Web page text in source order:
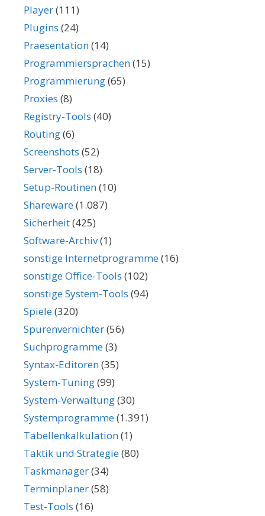
Player(111)
Plugins (24)
Praesentation(14)
Programmiersprachen(15)
Programmierung(65)
Proxies (8)
Registry-Tools (40)
Routing(6)
Screenshots (52)
Server-Tools (18)
Setup-Routinen(10)
Shareware(1.087)
Sicherheit(425)
Software-Archiv(1)
sonstige Internetprogramme(16)
sonstige Office-Tools (102)
sonstige System-Tools (94)
Spiele(320)
Spurenvernichter(56)
Suchprogramme(3)
Syntax-Editoren(35)
System-Tuning(99)
System-Verwaltung(30)
Systemprogramme(1.391)
Tabellenkalkulation(1)
Taktik und Strategie(80)
Taskmanager(34)
Terminplaner(58)
Test-Tools (16)